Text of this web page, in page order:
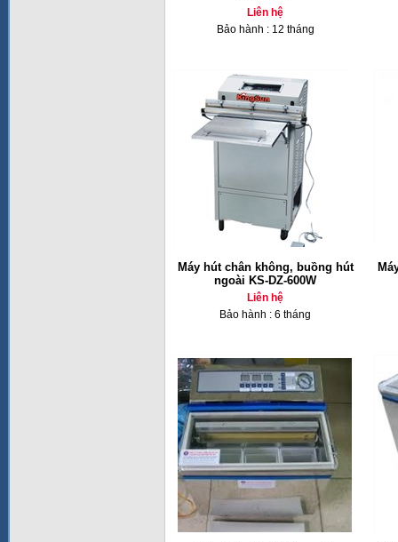
Liên hệ
Bảo hành : 12 tháng
Máy hút chân không, buồng hút
ngoài KS-DZ-600W
Liên hệ
Bảo hành : 6 tháng